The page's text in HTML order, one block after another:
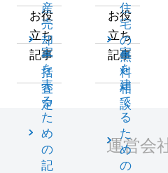
産
売
却
一
括
査
定
お役
立ち
記事
家
を
売
る
た
め
の
記
住
宅
の
無
料
相
談
お役
立ち
記事
家
を
建
て
る
た
め
の
運営会